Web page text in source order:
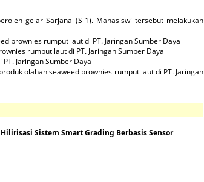
gelar Sarjana (S-1). Mahasiswi tersebut melakukan
brownies rumput laut di PT. Jaringan Sumber Daya
rumput laut di PT. Jaringan Sumber Daya
Jaringan Sumber Daya
olahan seaweed brownies rumput laut di PT. Jaringan
Sistem Smart Grading Berbasis Sensor